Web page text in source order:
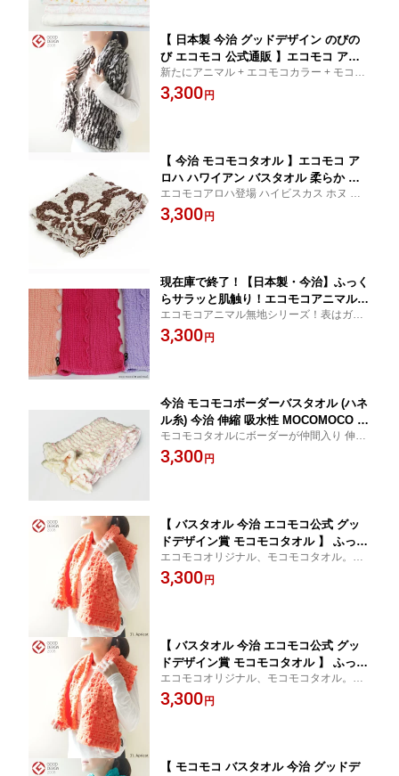
【 日本製 今治 グッドデザイン のびの
び エコモコ 公式通販 】エコモコ アニ
マル バスタオル (ハネル糸)・ ECOMOC
O ANIMAL TOWEL
新たにアニマル + エコモコカラー + モコモ
コタオル でとても楽しいシリーズが登場?♪
♪ ゼブラ、ジラフ、パンサーの3柄に各2配
3,300円
【 今治 モコモコタオル 】エコモコ ア
ロハ ハワイアン バスタオル 柔らか も
こもこ ECOMOCO ALOHA TOWEL選
べる6色 日本製 ギフト 結婚祝い ハイビ
エコモコアロハ登場 ハイビスカス ホヌ モ
ンステラ 3つの織り柄は南国からのメッセ
ージ
3,300円
現在庫で終了！【日本製・今治】ふっく
らサラッと肌触り！エコモコアニマルス
キンバスタオル (ハネル糸/オゾン漂
白)・ecomoco animal skin Towel
エコモコアニマル無地シリーズ！表はガー
ゼ、裏パイルで、サラっと優しい肌触り。
もこもこぽこぽこ楽しい感触です♪♪
3,300円
今治 モコモコボーダーバスタオル (ハネ
ル糸) 今治 伸縮 吸水性 MOCOMOCO B
oder Towel プレゼント ギフト
モコモコタオルにボーダーが仲間入り 伸縮
性 吸水性抜群 とっても優しい肌触りと、そ
のカワイイルックスにヒトメボレ。ベビー
3,300円
【 バスタオル 今治 エコモコ公式 グッ
ドデザイン賞 モコモコタオル 】 ふっく
ら本物の肌触り！ モコモコ バスタオル
(無撚糸) ・ ECOMOCO TOWEL 日本製
エコモコオリジナル、モコモコタオル。オ
シャレなカラーをそろえました!!楽しい名前
がついているのは、それぞれの色に物語が
3,300円
【 バスタオル 今治 エコモコ公式 グッ
ドデザイン賞 モコモコタオル 】 ふっく
ら本物の肌触り！ モコモコ バスタオル
(無撚糸) 色： Apricot ECOMOCO TOW
エコモコオリジナル、モコモコタオル。オ
シャレなカラーをそろえました!!楽しい名前
がついているのは、それぞれの色に物語が
3,300円
【 モコモコ バスタオル 今治 グッドデ